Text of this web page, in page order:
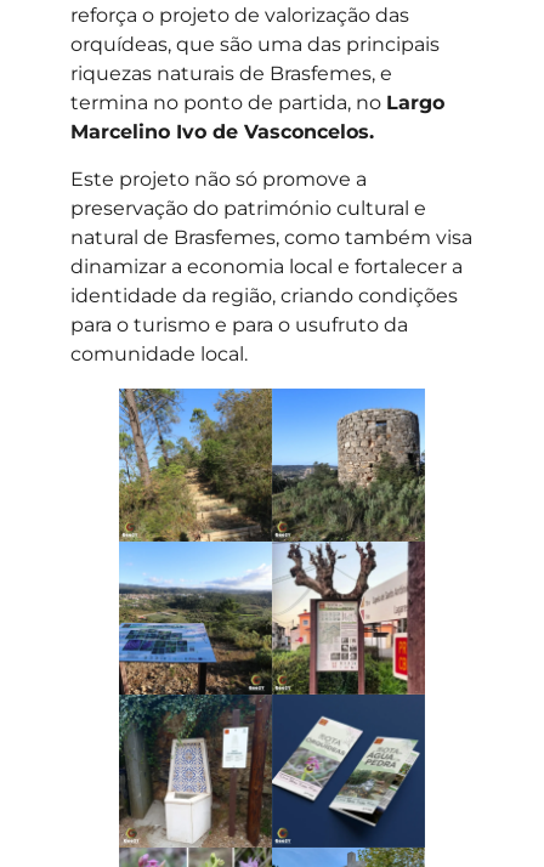
reforça o projeto de valorização das
orquídeas, que são uma das principais
riquezas naturais de Brasfemes, e
termina no ponto de partida, no Largo
Marcelino Ivo de Vasconcelos.
Este projeto não só promove a
preservação do património cultural e
natural de Brasfemes, como também visa
dinamizar a economia local e fortalecer a
identidade da região, criando condições
para o turismo e para o usufruto da
comunidade local.